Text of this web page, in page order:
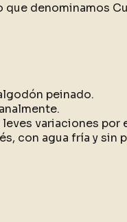
que denominamos
peinado.
variaciones por
con agua fría y sin